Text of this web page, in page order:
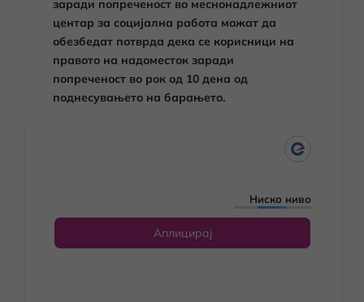
заради попреченост во меснонадлежниот
центар за социјална работа можат да
обезбедат потврда дека се корисници на
правото на надоместок заради
попреченост во рок од 10 дена од
поднесувањето на барањето.
Ниско ниво
Аплицирај